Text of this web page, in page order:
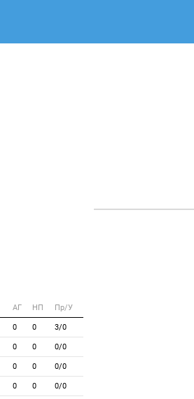
АГ НП Пр/У
0 0 3/0
0 0 0/0
0 0 0/0
0 0 0/0